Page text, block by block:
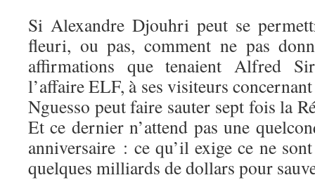
Si Alexandre Djouhri peut se
fleuri, ou pas, comment ne pas
affirmations que tenaient Alfred
l’affaire ELF, à ses visiteurs
Nguesso peut faire sauter sept fois la
Et ce dernier n’attend pas une
anniversaire : ce qu’il exige ce ne
quelques milliards de dollars pour